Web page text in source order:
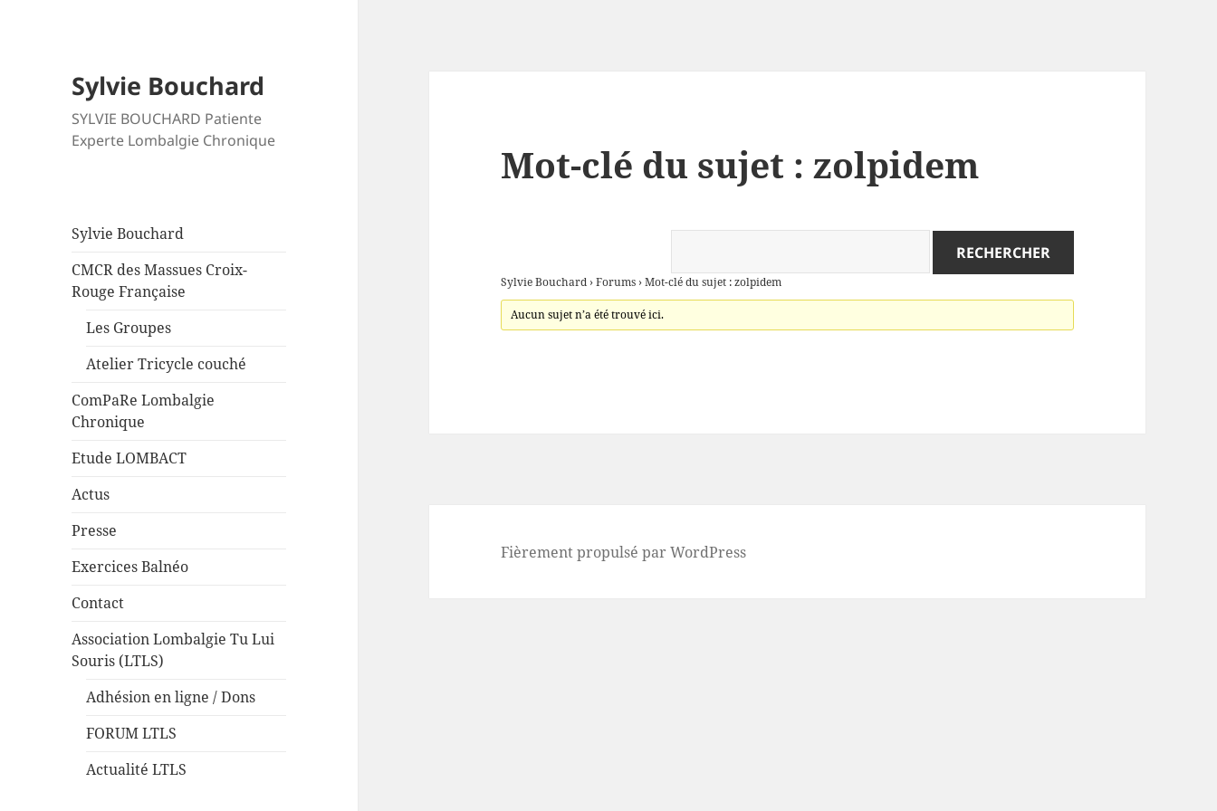
Sylvie Bouchard
SYLVIE BOUCHARD Patiente
Experte Lombalgie Chronique
Sylvie Bouchard
CMCR des Massues Croix-
Rouge Française
Les Groupes
Atelier Tricycle couché
ComPaRe Lombalgie
Chronique
Etude LOMBACT
Actus
Presse
Exercices Balnéo
Contact
Association Lombalgie Tu Lui
Souris (LTLS)
Adhésion en ligne / Dons
FORUM LTLS
Actualité LTLS
Mot-clé du sujet : zolpidem
Sylvie Bouchard ›Forums ›Mot-clé du sujet : zolpidem
Aucun sujet n’a été trouvé ici.
Fièrement propulsé par WordPress